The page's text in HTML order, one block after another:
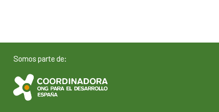
Somos parte de: